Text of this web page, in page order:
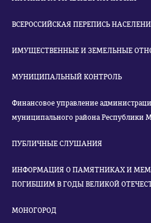
ВСЕРОССИЙСКАЯ ПЕРЕПИСЬ
ИМУЩЕСТВЕННЫЕ И ЗЕМЕЛЬНЫЕ
МУНИЦИПАЛЬНЫЙ КОНТРОЛЬ
Финансовое управление
муниципального района Республики
ПУБЛИЧНЫЕ СЛУШАНИЯ
ИНФОРМАЦИЯ О ПАМЯТНИКАХ И
ПОГИБШИМ В ГОДЫ ВЕЛИКОЙ
МОНОГОРОД